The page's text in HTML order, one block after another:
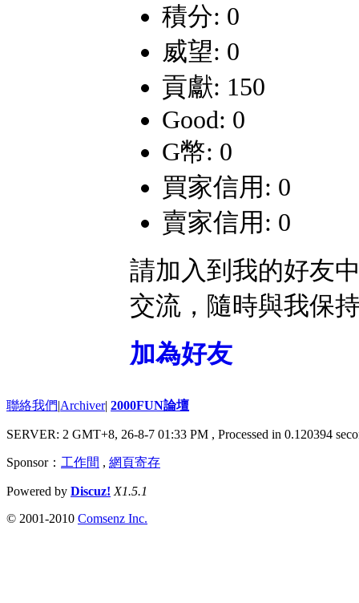
積分: 0
威望: 0
貢獻: 150
Good: 0
G幣: 0
買家信用: 0
賣家信用: 0
請加入到我的好友
交流，隨時與我保
加為好友
聯絡我們|Archiver| 2000FUN論壇
SERVER: 2 GMT+8, 26-8-7 01:33 PM , Processed in 0.120394
Sponsor： 工作間 , 網頁寄存
Powered by Discuz! X1.5.1
© 2001-2010 Comsenz Inc.